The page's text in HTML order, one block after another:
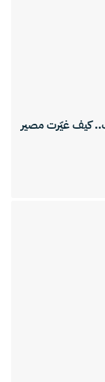
كيف غيّرت مصير